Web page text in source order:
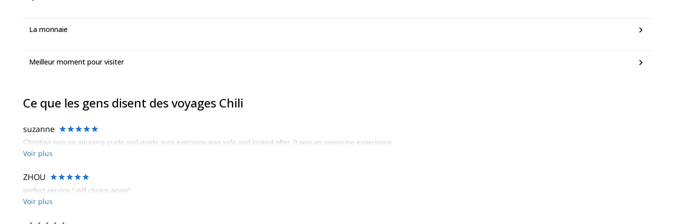
La monnaie
Meilleur moment pour visiter
Ce que les gens disent des voyages Chili
suzanne
Christian was an amazing guide and made sure everyone was safe and looked after. It was an awesome experience.
Voir plus
ZHOU
perfect service！will choice again!
Voir plus